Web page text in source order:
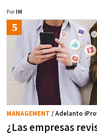
Por IM
¿Las empresas
MANAGEMENT / Adelanto